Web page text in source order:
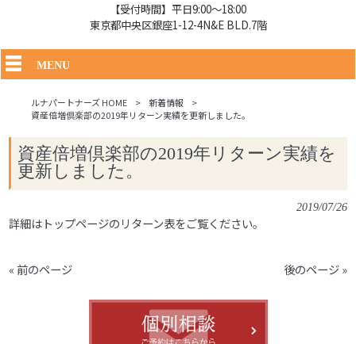
【受付時間】平日9:00～18:00
東京都中央区銀座1-12-4N&E BLD.7階
MENU
ルナパートナーズ HOME > 新着情報
>
資産倍増倶楽部の2019年リターン実績を更新しました。
資産倍増倶楽部の2019年リターン実績を
更新しました。
2019/07/26
詳細はトップページのリターン表をご覧ください。
« 前のページ 後のページ »